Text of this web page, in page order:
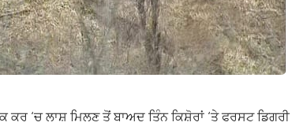
ਕਰ ‘ਚ ਲਾਸ਼ ਮਿਲਣ ਤੋਂ ਬਾਅਦ ਤਿੰਨ ਕਿਸ਼ੋਰਾਂ ‘ਤੇ ਫਰਸਟ ਡਿਗਰੀ